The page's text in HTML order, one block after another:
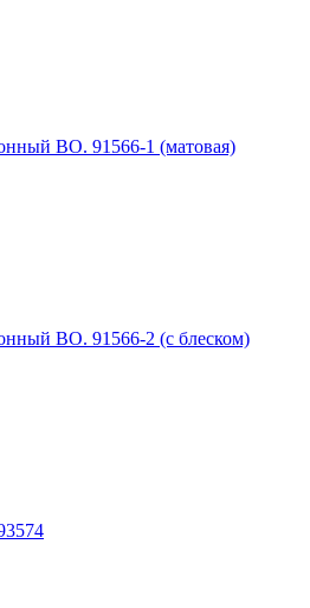
ВО. 91566-1 (матовая)
ВО. 91566-2 (с блеском)